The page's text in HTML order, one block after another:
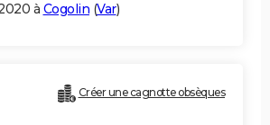
à Cogolin (Var)
Créer une cagnotte obsèques